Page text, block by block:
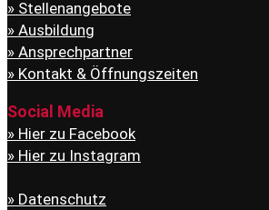
Stellenangebote
Ausbildung
Ansprechpartner
Kontakt & Öffnungszeiten
Social Media
Hier zu Facebook
Hier zu Instagram
Datenschutz